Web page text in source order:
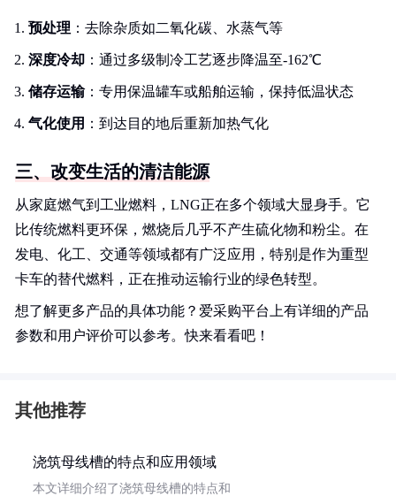
预处理 ：去除杂质如二氧化碳、水蒸气等
深度冷却 ：通过多级制冷工艺逐步降温至-162℃
储存运输：专用保温罐车或船舶运输，保持低温状态
气化使用 ：到达目的地后重新加热气化
三、改变生活的清洁能源
从家庭燃气到工业燃料，LNG正在多个领域大显身手。它
比传统燃料更环保，燃烧后几乎不产生硫化物和粉尘。在
发电、化工、交通等领域都有广泛应用，特别是作为重型
卡车的替代燃料，正在推动运输行业的绿色转型。
想了解更多产品的具体功能？爱采购平台上有详细的产品
参数和用户评价可以参考。快来看看吧！
其他推荐
浇筑母线槽的特点和应用领域
本文详细介绍了浇筑母线槽的特点和